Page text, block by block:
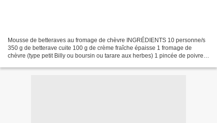
Mousse de betteraves au fromage de chèvre INGRÉDIENTS 10 personne/s
350 g de betterave cuite 100 g de crème fraîche épaisse 1 fromage de
chèvre (type petit Billy ou boursin ou tarare aux herbes) 1 pincée de poivre